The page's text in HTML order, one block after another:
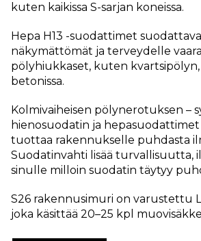
kuten kaikissa S-sarjan koneissa.
Hepa H13 -suodattimet
näkymättömät ja terveydelle
pölyhiukkaset, kuten
betonissa.
Kolmivaiheisen pölynerotuksen –
hienosuodatin ja hepasuodattimet
tuottaa rakennukselle puhdasta
Suodatinvahti lisää turvallisuutta,
sinulle milloin suodatin täytyy
S26 rakennusimuri on varustettu
joka käsittää 20–25 kpl